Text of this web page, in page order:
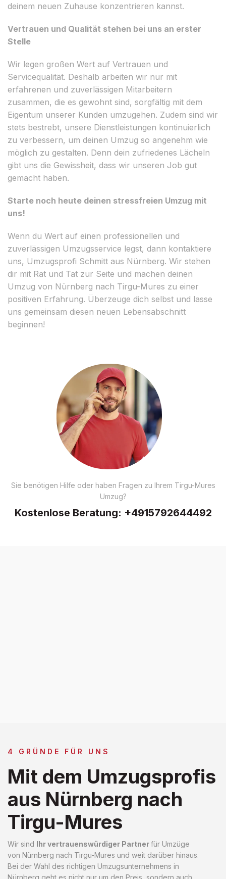
deinem neuen Zuhause konzentrieren kannst.
Vertrauen und Qualität stehen bei uns an erster
Stelle
Wir legen großen Wert auf Vertrauen und
Servicequalität. Deshalb arbeiten wir nur mit
erfahrenen und zuverlässigen Mitarbeitern
zusammen, die es gewohnt sind, sorgfältig mit dem
Eigentum unserer Kunden umzugehen. Zudem sind wir
stets bestrebt, unsere Dienstleistungen kontinuierlich
zu verbessern, um deinen Umzug so angenehm wie
möglich zu gestalten. Denn dein zufriedenes Lächeln
gibt uns die Gewissheit, dass wir unseren Job gut
gemacht haben.
Starte noch heute deinen stressfreien Umzug mit
uns!
Wenn du Wert auf einen professionellen und
zuverlässigen Umzugsservice legst, dann kontaktiere
uns, Umzugsprofi Schmitt aus Nürnberg. Wir stehen
dir mit Rat und Tat zur Seite und machen deinen
Umzug von Nürnberg nach Tirgu-Mures zu einer
positiven Erfahrung. Überzeuge dich selbst und lasse
uns gemeinsam diesen neuen Lebensabschnitt
beginnen!
Sie benötigen Hilfe oder haben Fragen zu Ihrem Tirgu-Mures
Umzug?
Kostenlose Beratung: +4915792644492
4 GRÜNDE FÜR UNS
Mit dem Umzugsprofis
aus Nürnberg nach
Tirgu-Mures
Wir sind Ihr vertrauenswürdiger Partnerfür Umzüge
von Nürnberg nach Tirgu-Mures und weit darüber hinaus.
Bei der Wahl des richtigen Umzugsunternehmens in
Nürnberg geht es nicht nur um den Preis, sondern auch